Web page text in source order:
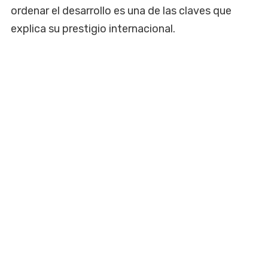
ordenar el desarrollo es una de las claves que
explica su prestigio internacional.